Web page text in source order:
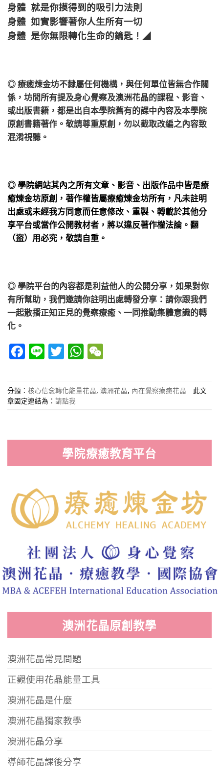
身體 就是你摸得到的吸引力法則
身體 如實影響著你人生所有一切
身體 是你無限轉化生命的鑰匙！ ◢
◎療癒煉金坊不隸屬任何機構 ， 與任何單位皆無合作關
係， 坊間所有提及身心覺察及澳洲花晶的課程、影音、
或出版書籍，都是出自本學院舊有的課中內容及本學院
原創書籍著作。敬請尊重原創，勿以截取改編之內容致
混淆視聽。
◎ 學院網站其內之所有文章、影音、出版作品中皆是療
癒煉金坊原創，著作權皆屬療癒煉金坊所有，凡未註明
出處或未經我方同意而任意修改、重製、轉載於其他分
享平台或當作公開教材者，將以違反著作權法論。翻
（盜）用必究，敬請自重。
◎ 學院平台的內容都是利益他人的公開分享，如果對你
有所幫助，我們邀請你註明出處轉發分享：請你跟我們
一起散播正知正見的覺察療癒、一同推動集體意識的轉
化。
Facebook
LineTwitterWhatsApp
分類： 核心信念轉化能量花晶 澳洲花晶 內在覺察療癒花晶 此文
章固定連結為： 請點我
學院療癒教育平台
澳洲花晶原創教學
澳洲花晶常見問題
正觀使用花晶能量工具
澳洲花晶是什麼
澳洲花晶獨家教學
澳洲花晶分享
導師花晶課後分享